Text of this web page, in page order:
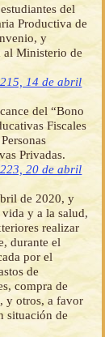
del
Productiva de
y
al Ministerio de
14 de abril
del “Bono
Fiscales
Privadas.
20 de abril
de 2020, y
y a la salud,
realizar
durante el
por el
de
compra de
y otros, a favor
situación de